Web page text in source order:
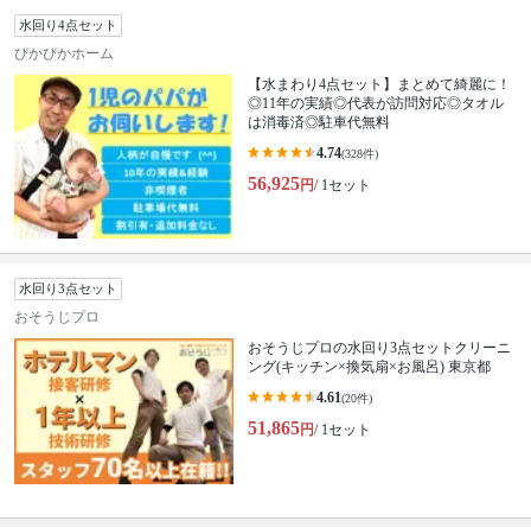
水回り4点セット
ぴかぴかホーム
【水まわり4点セット】まとめて綺麗に！
◎11年の実績◎代表が訪問対応◎タオル
は消毒済◎駐車代無料
4.74(328件)
56,925円/ 1セット
水回り3点セット
おそうじプロ
おそうじプロの水回り3点セットクリーニ
ング(キッチン×換気扇×お風呂) 東京都
4.61(20件)
51,865円/ 1セット